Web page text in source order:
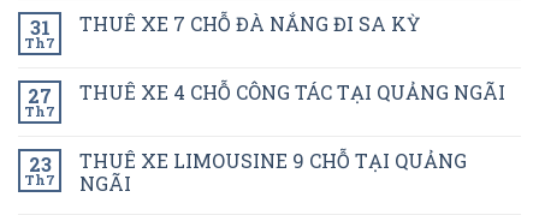
31
Th7
THUÊ XE 7 CHỖ ĐÀ NẮNG ĐI SA KỲ
27
Th7
THUÊ XE 4 CHỖ CÔNG TÁC TẠI QUẢNG NGÃI
23
Th7
THUÊ XE LIMOUSINE 9 CHỖ TẠI QUẢNG
NGÃI